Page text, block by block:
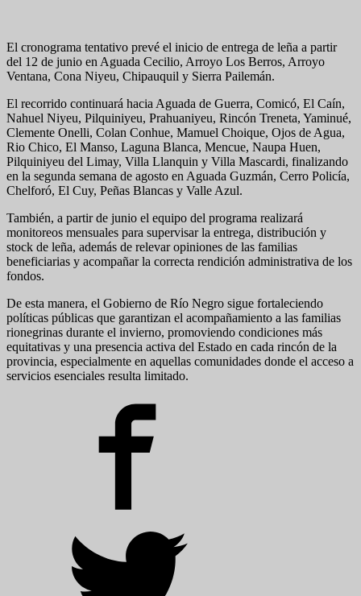
El cronograma tentativo prevé el inicio de entrega de leña a partir
del 12 de junio en Aguada Cecilio, Arroyo Los Berros, Arroyo
Ventana, Cona Niyeu, Chipauquil y Sierra Pailemán.
El recorrido continuará hacia Aguada de Guerra, Comicó, El Caín,
Nahuel Niyeu, Pilquiniyeu, Prahuaniyeu, Rincón Treneta, Yaminué,
Clemente Onelli, Colan Conhue, Mamuel Choique, Ojos de Agua,
Rio Chico, El Manso, Laguna Blanca, Mencue, Naupa Huen,
Pilquiniyeu del Limay, Villa Llanquin y Villa Mascardi, finalizando
en la segunda semana de agosto en Aguada Guzmán, Cerro Policía,
Chelforó, El Cuy, Peñas Blancas y Valle Azul.
También, a partir de junio el equipo del programa realizará
monitoreos mensuales para supervisar la entrega, distribución y
stock de leña, además de relevar opiniones de las familias
beneficiarias y acompañar la correcta rendición administrativa de los
fondos.
De esta manera, el Gobierno de Río Negro sigue fortaleciendo
políticas públicas que garantizan el acompañamiento a las familias
rionegrinas durante el invierno, promoviendo condiciones más
equitativas y una presencia activa del Estado en cada rincón de la
provincia, especialmente en aquellas comunidades donde el acceso a
servicios esenciales resulta limitado.